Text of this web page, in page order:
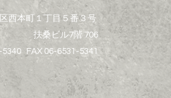
西本町１丁目５番３号
扶桑ビル7階 706
FAX 06-6531-5341